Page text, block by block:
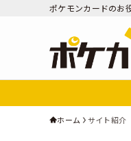
ポケモンカードのお
ホーム サイト紹介